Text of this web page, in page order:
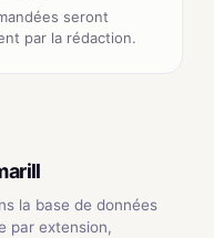
seront
par la rédaction.
la base de données
par extension,